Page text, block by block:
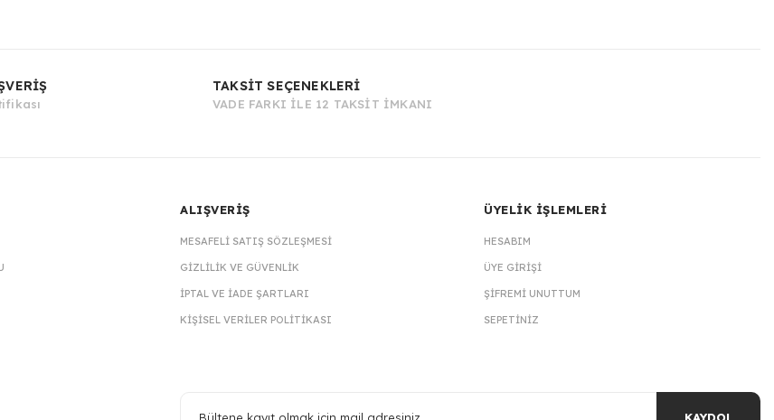
TAKSİT SEÇENEKLERİ
VADE FARKI İLE 12 TAKSİT İMKANI
ALIŞVERİŞ
MESAFELI SATIŞ SÖZLEŞMESI
GIZLILIK VE GÜVENLIK
İPTAL VE İADE ŞARTLARI
KIŞISEL VERILER POLITIKASI
ÜYELİK İŞLEMLERİ
HESABIM
ÜYE GIRIŞI
ŞIFREMI UNUTTUM
SEPETINIZ
KAYDOL